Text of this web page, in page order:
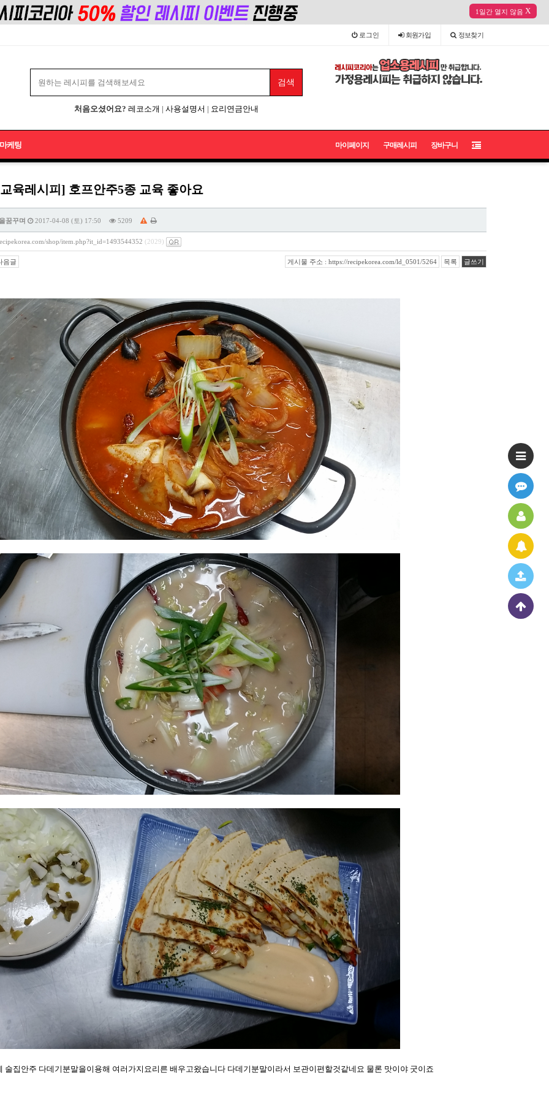
1일간 열지 않음 X
로그인 회원가입 정보찾기
처음오셨어요? 레코소개 | 사용설명서 | 요리연금안내
마이페이지 구매레시피 장바구니
마케팅
육레시피] 호프안주5종 교육 좋아요
꿈꾸며 2017-04-08 (토) 17:50 5209
shop/item.php?it_id=1493544352 (2029)
음글 게시물 주소 : https://recipekorea.com/ld_0501/5264 목록 글쓰기
술집안주 다데기분말을이용해 여러가지요리른 배우고왔습니다 다데기분말이라서 보관이편할것같네요 물론 맛이야 굿이죠